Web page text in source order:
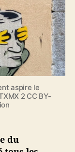
a
i
s
o
n
s
d
’
a
b
d
aspire le
2 CC BY-
du